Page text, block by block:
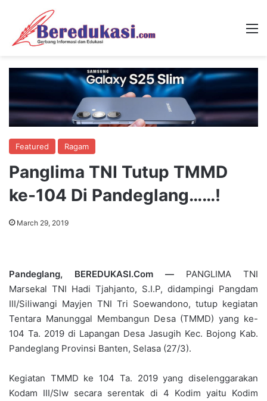
Featured Ragam
Panglima TNI Tutup TMMD
ke-104 Di Pandeglang……!
March 29, 2019
Pandeglang, BEREDUKASI.Com — PANGLIMA TNI
Marsekal TNI Hadi Tjahjanto, S.I.P, didampingi Pangdam
III/Siliwangi Mayjen TNI Tri Soewandono, tutup kegiatan
Tentara Manunggal Membangun Desa (TMMD) yang ke-
104 Ta. 2019 di Lapangan Desa Jasugih Kec. Bojong Kab.
Pandeglang Provinsi Banten, Selasa (27/3).
Kegiatan TMMD ke 104 Ta. 2019 yang diselenggarakan
Kodam III/Slw secara serentak di 4 Kodim yaitu Kodim